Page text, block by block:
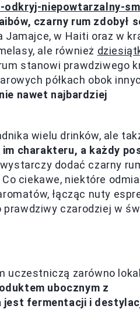
niepowtarzalny-
czarny rum zdobył
Jamajce, w Haiti oraz w
ale również
stanowi prawdziwego
półkach obok
nawet najbardziej
wielu drinków, ale
charakteru, a każdy
wystarczy dodać czarny
ciekawe, niektóre
łącząc nuty
prawdziwy czarodziej w
uczestniczą zarówno
ubocznym z
jest fermentacji i